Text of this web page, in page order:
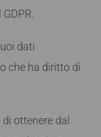
dati
che ha diritto di
ottenere dal